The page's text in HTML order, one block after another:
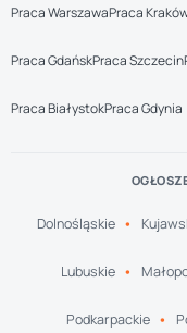
Praca WarszawaPraca
Praca GdańskPraca Szczecin
Praca BiałystokPraca Gdynia
Dolnośląskie
Lubuskie
Podkarpackie